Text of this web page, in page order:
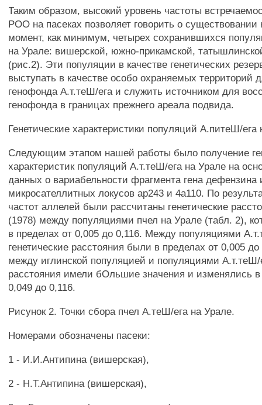
Таким образом, высокий уровень частоты
РОО на пасеках позволяет говорить о
момент, как минимум, четырех сохранившихся
на Урале: вишерской, южно-прикамской,
(рис.2). Эти популяции в качестве генетических
выступать в качестве особо охраняемых территорий
генофонда А.т.теШ/ега и служить источником для
генофонда в границах прежнего ареала подвида.
Генетические характеристики популяций А.питеШ/ега
Следующим этапом нашей работы было получение
характеристик популяций А.т.теШ/ега на Урале на
данных о вариабельности фрагмента гена дефензина
микросателлитных локусов ар243 и 4а110. По
частот аллелей были рассчитаны генетические
(1978) между популяциями пчел на Урале (табл. 2),
в пределах от 0,005 до 0,116. Между популяциями
генетические расстояния были в пределах от 0,005 до
между иглинской популяцией и популяциями А.т.теШ/
расстояния имели бОльшие значения и изменялись в
0,049 до 0,116.
Рисунок 2. Точки сбора пчел А.теШ/ега на Урале.
Номерами обозначены пасеки:
1 - И.И.Антипина (вишерская),
2 - Н.Т.Антипина (вишерская),